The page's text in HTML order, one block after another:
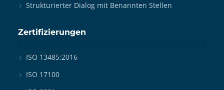
Strukturierter Dialog mit Benannten Stellen
Zertifizierungen
ISO 13485:2016
ISO 17100